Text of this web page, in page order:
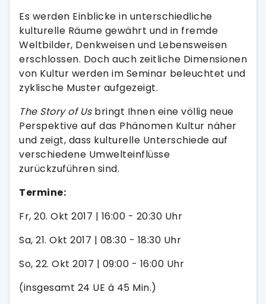
Es werden Einblicke in unterschiedliche
kulturelle Räume gewährt und in fremde
Weltbilder, Denkweisen und Lebensweisen
erschlossen. Doch auch zeitliche Dimensionen
von Kultur werden im Seminar beleuchtet und
zyklische Muster aufgezeigt.
The Story of Usbringt Ihnen eine völlig neue
Perspektive auf das Phänomen Kultur näher
und zeigt, dass kulturelle Unterschiede auf
verschiedene Umwelteinflüsse
zurückzuführen sind.
Termine:
Fr, 20. Okt 2017 | 16:00 - 20:30 Uhr
Sa, 21. Okt 2017 | 08:30 - 18:30 Uhr
So, 22. Okt 2017 | 09:00 - 16:00 Uhr
(insgesamt 24 UE á 45 Min.)